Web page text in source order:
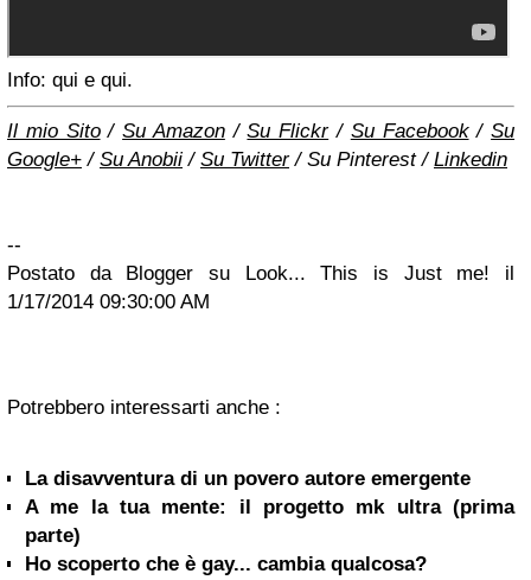
Info: qui e qui.
Il mio Sito/Su Amazon/Su Flickr/ Su Facebook/Su
Google+ / Su Anobii / Su Twitter/ Su Pinterest / Linkedin
--
Postato da Blogger su Look... This is Just me! il
1/17/2014 09:30:00 AM
Potrebbero interessarti anche :
La disavventura di un povero autore emergente
A me la tua mente: il progetto mk ultra (prima
parte)
Ho scoperto che è gay... cambia qualcosa?